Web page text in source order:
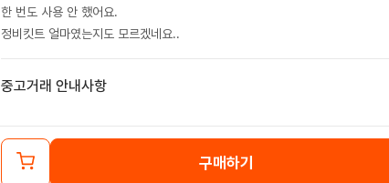
한 번도 사용 안 했어요.
정비킷트 얼마였는지도 모르겠네요..
중고거래 안내사항
구매하기